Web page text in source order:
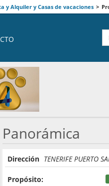
y Alquiler y Casas de vacaciones >
Panorámica
Dirección TENERIFE PUERTO
Propósito: